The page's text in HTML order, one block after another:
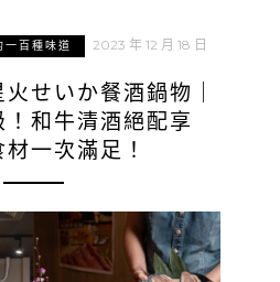
一百種味道 2023 年 12 月 18 日
火せいか餐酒鍋物｜
和牛清酒絕配享
一次滿足！